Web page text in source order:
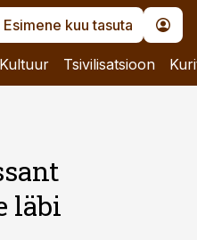
Esimene kuu tasuta
Kultuur Tsivilisatsioon
läbi